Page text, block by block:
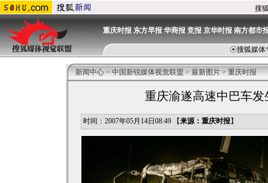
搜
重庆时报 东方早报 华商报 竞报 京华时报 南方都市
☉搜狐媒体
新闻中心>中国新锐媒体视觉联盟>最新图片>重庆时报
重庆渝遂高速中巴车
时间：2007年05月14日08:49 【来源：重庆时报】